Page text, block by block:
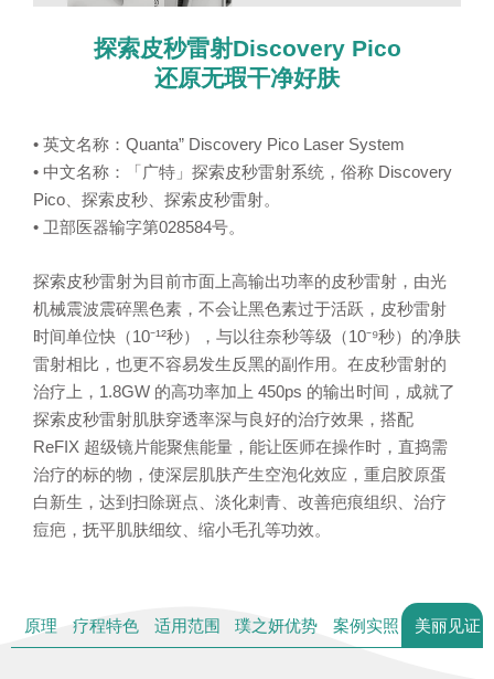
探索皮秒雷射Discovery Pico
还原无瑕干净好肤
• 英文名称：Quanta” Discovery Pico Laser System
• 中文名称：「广特」探索皮秒雷射系统，俗称 Discovery
Pico、探索皮秒、探索皮秒雷射。
• 卫部医器输字第028584号。
探索皮秒雷射为目前市面上高输出功率的皮秒雷射，由光
机械震波震碎黑色素，不会让黑色素过于活跃，皮秒雷射
时间单位快（10⁻¹²秒），与以往奈秒等级（10⁻⁹秒）的净肤
雷射相比，也更不容易发生反黑的副作用。在皮秒雷射的
治疗上，1.8GW 的高功率加上 450ps 的输出时间，成就了
探索皮秒雷射肌肤穿透率深与良好的治疗效果，搭配
ReFIX 超级镜片能聚焦能量，能让医师在操作时，直捣需
治疗的标的物，使深层肌肤产生空泡化效应，重启胶原蛋
白新生，达到扫除斑点、淡化刺青、改善疤痕组织、治疗
痘疤，抚平肌肤细纹、缩小毛孔等功效。
原理 疗程特色 适用范围 璞之妍优势 案例实照 美丽见证